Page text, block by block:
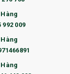
992 009